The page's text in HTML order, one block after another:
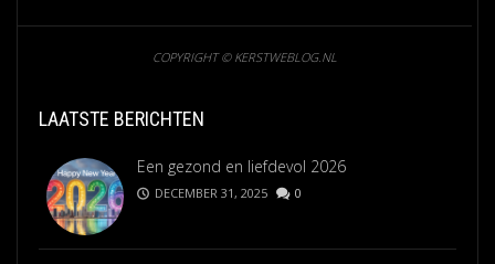
COPYRIGHT © KERSTWEBLOG.NL
LAATSTE BERICHTEN
Een gezond en liefdevol 2026
DECEMBER 31, 2025 0